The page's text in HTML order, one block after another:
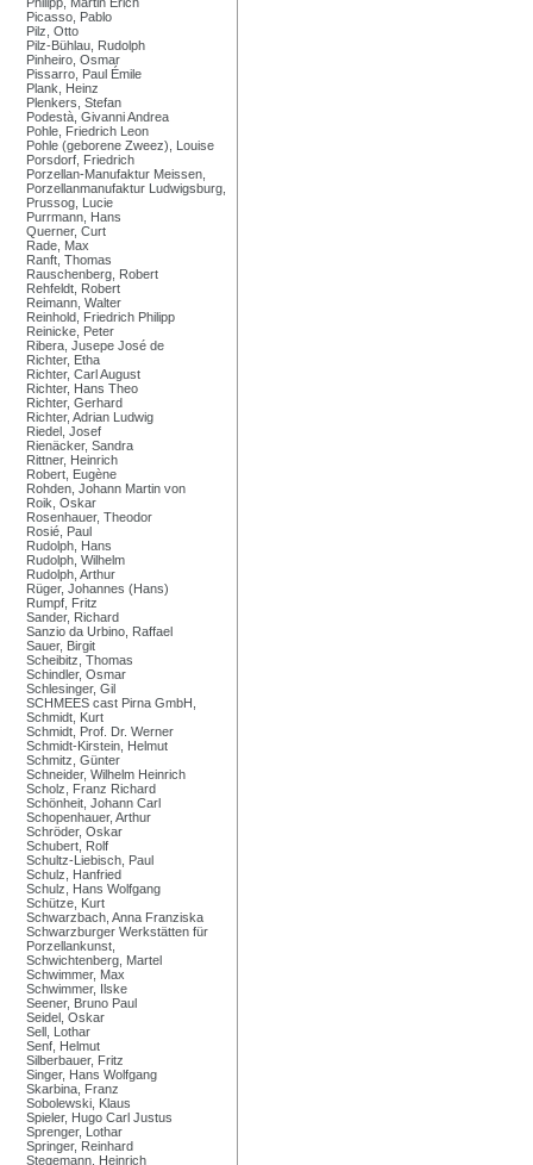
Picasso, Pablo
Pilz, Otto
Pilz-Bühlau, Rudolph
Pinheiro, Osmar
Pissarro, Paul Émile
Plank, Heinz
Plenkers, Stefan
Podestà, Givanni Andrea
Pohle, Friedrich Leon
Pohle (geborene Zweez), Louise
Porsdorf, Friedrich
Porzellan-Manufaktur Meissen,
Porzellanmanufaktur Ludwigsburg,
Prussog, Lucie
Purrmann, Hans
Querner, Curt
Rade, Max
Ranft, Thomas
Rauschenberg, Robert
Rehfeldt, Robert
Reimann, Walter
Reinhold, Friedrich Philipp
Reinicke, Peter
Ribera, Jusepe José de
Richter, Etha
Richter, Carl August
Richter, Hans Theo
Richter, Gerhard
Richter, Adrian Ludwig
Riedel, Josef
Rienäcker, Sandra
Rittner, Heinrich
Robert, Eugène
Rohden, Johann Martin von
Roik, Oskar
Rosenhauer, Theodor
Rosié, Paul
Rudolph, Hans
Rudolph, Wilhelm
Rudolph, Arthur
Rüger, Johannes (Hans)
Rumpf, Fritz
Sander, Richard
Sanzio da Urbino, Raffael
Sauer, Birgit
Scheibitz, Thomas
Schindler, Osmar
Schlesinger, Gil
SCHMEES cast Pirna GmbH,
Schmidt, Kurt
Schmidt, Prof. Dr. Werner
Schmidt-Kirstein, Helmut
Schmitz, Günter
Schneider, Wilhelm Heinrich
Scholz, Franz Richard
Schönheit, Johann Carl
Schopenhauer, Arthur
Schröder, Oskar
Schubert, Rolf
Schultz-Liebisch, Paul
Schulz, Hanfried
Schulz, Hans Wolfgang
Schütze, Kurt
Schwarzbach, Anna Franziska
Schwarzburger Werkstätten für
Porzellankunst,
Schwichtenberg, Martel
Schwimmer, Max
Schwimmer, Ilske
Seener, Bruno Paul
Seidel, Oskar
Sell, Lothar
Senf, Helmut
Silberbauer, Fritz
Singer, Hans Wolfgang
Skarbina, Franz
Sobolewski, Klaus
Spieler, Hugo Carl Justus
Sprenger, Lothar
Springer, Reinhard
Stegemann, Heinrich